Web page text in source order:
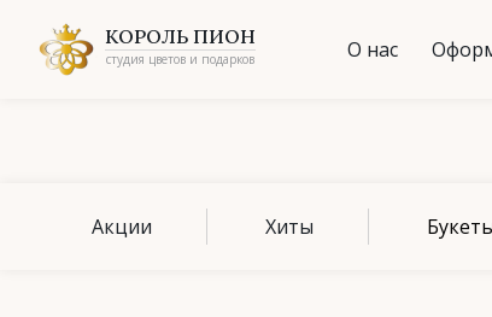
КОРОЛЬ ПИОН
студия цветов и подарков О нас
Акции Хиты